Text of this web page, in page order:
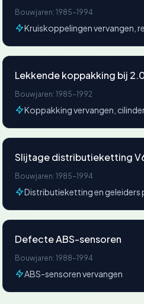
Bouwjaren: 1985-1994
Kruiskoppelingen vervangen,
Lekkende koppakking bij
Bouwjaren: 1985-1992
Koppakking vervangen,
Slijtage distributieketting
Bouwjaren: 1985-1994
Distributieketting en
Defecte ABS-sensoren
Bouwjaren: 1988-1994
ABS-sensoren vervangen